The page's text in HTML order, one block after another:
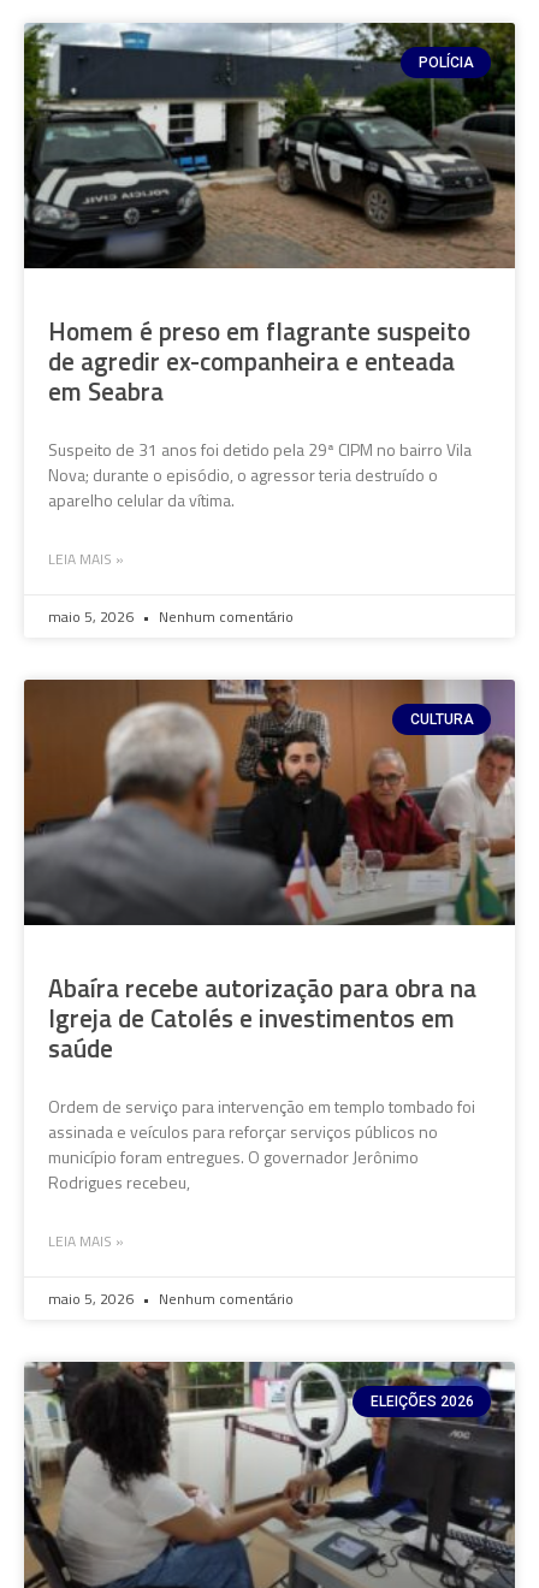
POLÍCIA
Homem é preso em flagrante suspeito
de agredir ex-companheira e enteada
em Seabra
Suspeito de 31 anos foi detido pela 29ª CIPM no bairro Vila
Nova; durante o episódio, o agressor teria destruído o
aparelho celular da vítima.
LEIA MAIS »
maio 5, 2026 Nenhum comentário
CULTURA
Abaíra recebe autorização para obra na
Igreja de Catolés e investimentos em
saúde
Ordem de serviço para intervenção em templo tombado foi
assinada e veículos para reforçar serviços públicos no
município foram entregues. O governador Jerônimo
Rodrigues recebeu,
LEIA MAIS »
maio 5, 2026 Nenhum comentário
ELEIÇÕES 2026